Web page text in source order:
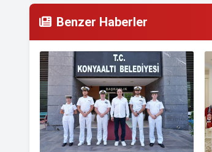
Benzer Haberler